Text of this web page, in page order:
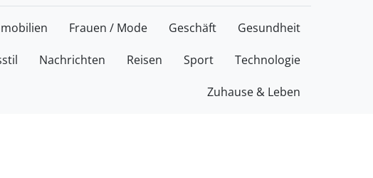
Frauen / Mode Geschäft Gesundheit
Nachrichten Reisen Sport Technologie
Zuhause & Leben